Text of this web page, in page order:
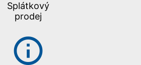
Splátkový
prodej